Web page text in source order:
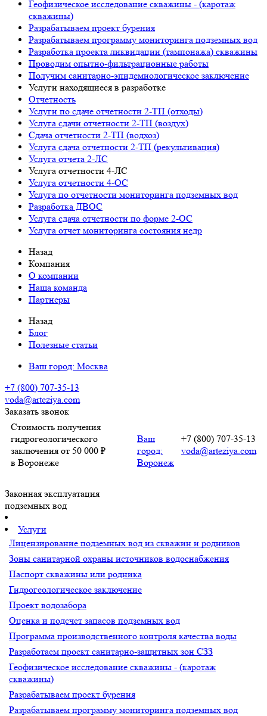
Геофизическое исследование скважины - (каротаж
скважины)
Разрабатываем проект бурения
Разрабатываем программу мониторинга подземных вод
Разработка проекта ликвидации (тампонажа) скважины
Проводим опытно-фильтрационные работы
Получим санитарно-эпидемиологическое заключение
Услуги находящиеся в разработке
Отчетность
Услуги по сдаче отчетности 2-ТП (отходы)
Услуга сдачи отчетности 2-ТП (воздух)
Сдача отчетности 2-ТП (водхоз)
Услуга сдача отчетности 2-ТП (рекультивация)
Услуга отчета 2-ЛС
Услуга отчетности 4-ЛС
Услуга отчетности 4-ОС
Услуга по отчетности мониторинга подземных вод
Разработка ДВОС
Услуга сдача отчетности по форме 2-ОС
Услуга отчет мониторинга состояния недр
Назад
Компания
О компании
Наша команда
Партнеры
Назад
Блог
Полезные статьи
Ваш город: Москва
+7 (800) 707-35-13
voda@arteziya.com
Заказать звонок
Стоимость получения
гидрогеологического
заключения от 50 000 ₽
в Воронеже
Ваш
город:
Воронеж
+7 (800) 707-35-13
voda@arteziya.com
Законная эксплуатация
подземных вод
Услуги
Лицензирование подземных вод из скважин и родников
Зоны санитарной охраны источников водоснабжения
Паспорт скважины или родника
Гидрогеологическое заключение
Проект водозабора
Оценка и подсчет запасов подземных вод
Программа производственного контроля качества воды
Разработаем проект санитарно-защитных зон СЗЗ
Геофизическое исследование скважины - (каротаж
скважины)
Разрабатываем проект бурения
Разрабатываем программу мониторинга подземных вод